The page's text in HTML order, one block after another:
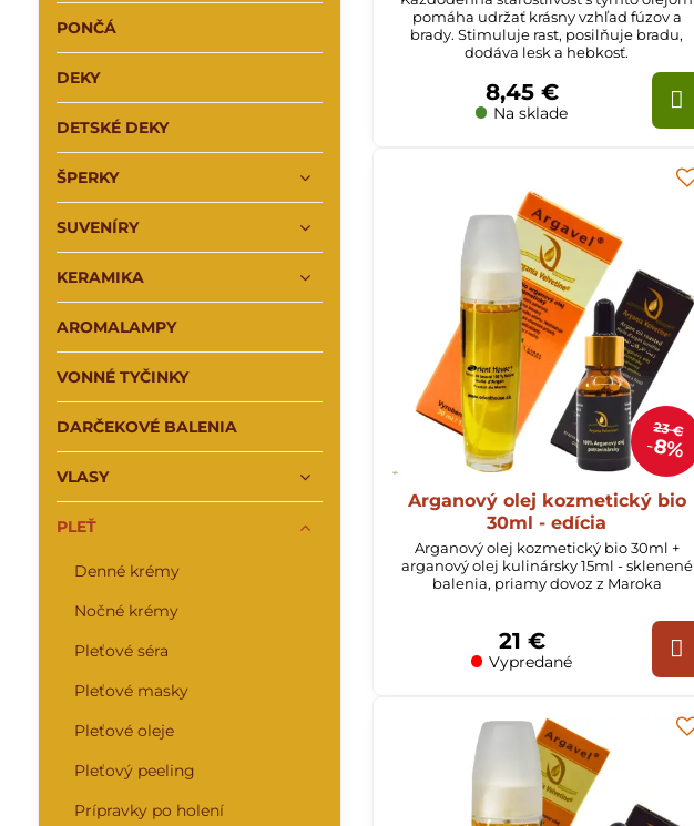
pomáha udržať krásny vzhľad fúzov a
brady. Stimuluje rast, posilňuje bradu,
dodáva lesk a hebkosť.
Na sklade
8,45 €
23 €
8%
Arganový olej kozmetický bio
30ml - edícia
Arganový olej kozmetický bio 30ml +
arganový olej kulinársky 15ml - sklenené
balenia, priamy dovoz z Maroka
Vypredané
21 €
PONČÁ
DEKY
DETSKÉ DEKY
ŠPERKY
SUVENÍRY
KERAMIKA
AROMALAMPY
VONNÉ TYČINKY
DARČEKOVÉ BALENIA
VLASY
PLEŤ
Denné krémy
Nočné krémy
Pleťové séra
Pleťové masky
Pleťové oleje
Pleťový peeling
Prípravky po holení